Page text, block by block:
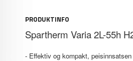
PRODUKTINFO
Spartherm Varia 2L-55h
- Effektiv og kompakt,